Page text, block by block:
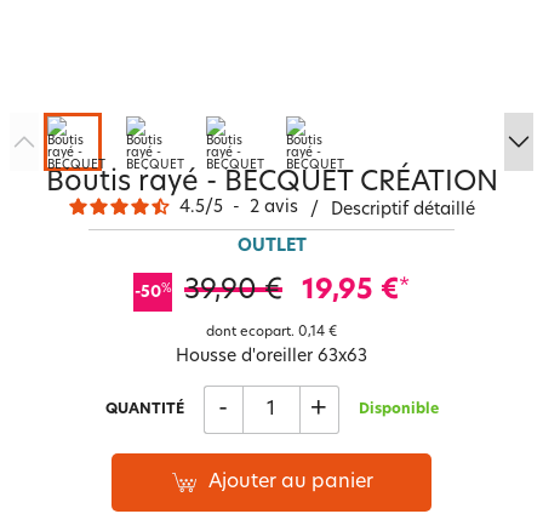
Boutis rayé - BECQUET CRÉATION
4.5/5 - 2 avis / Descriptif détaillé
OUTLET
-50% 39,90 € 19,95 €*
dont ecopart. 0,14 €
Housse d'oreiller 63x63
QUANTITÉ - + Disponible
Ajouter au panier